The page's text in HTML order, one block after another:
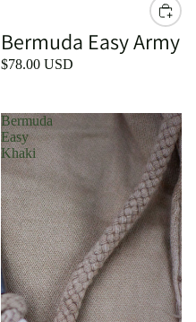
Bermuda Easy Army
$78.00 USD
Bermuda
Easy
Khaki